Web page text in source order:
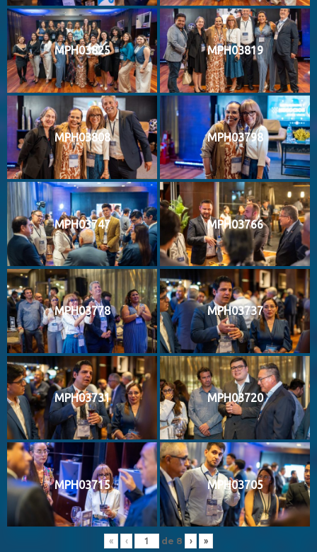
MPH03825 MPH03819
MPH03808 MPH03798
MPH03747 MPH03766
MPH03778 MPH03737
MPH03731 MPH03720
MPH03715 MPH03705
« ‹ de 8 › »